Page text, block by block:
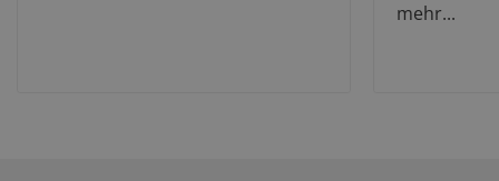
mehr...